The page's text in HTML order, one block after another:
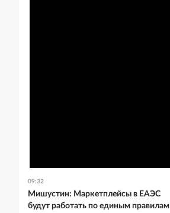
09:32
Мишустин: Маркетплейсы в ЕАЭС
будут работать по единым правилам